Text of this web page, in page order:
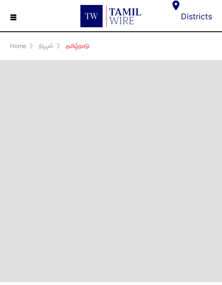
☰ Districts
Home 》 நியூஸ் 》 தமிழ்நாடு